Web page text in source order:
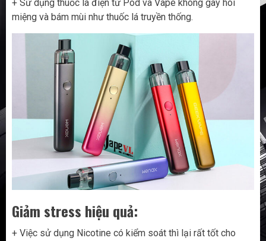
+ Sử dụng thuốc lá điện tử Pod và Vape không gây hôi
miệng và bám mùi như thuốc lá truyền thống.
Giảm stress hiệu quả:
+ Việc sử dụng Nicotine có kiểm soát thì lại rất tốt cho